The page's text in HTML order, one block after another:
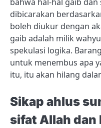
dibicarakan
boleh diukur dengan
gaib adalah milik
spekulasi logika.
untuk menembus apa
itu, itu akan hilang
Sikap ahlus
sifat Allah dan